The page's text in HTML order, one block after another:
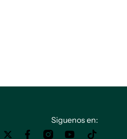
Siguenos en: